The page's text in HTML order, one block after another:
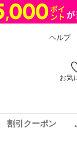
ヘルプ
お気
割引クーポン